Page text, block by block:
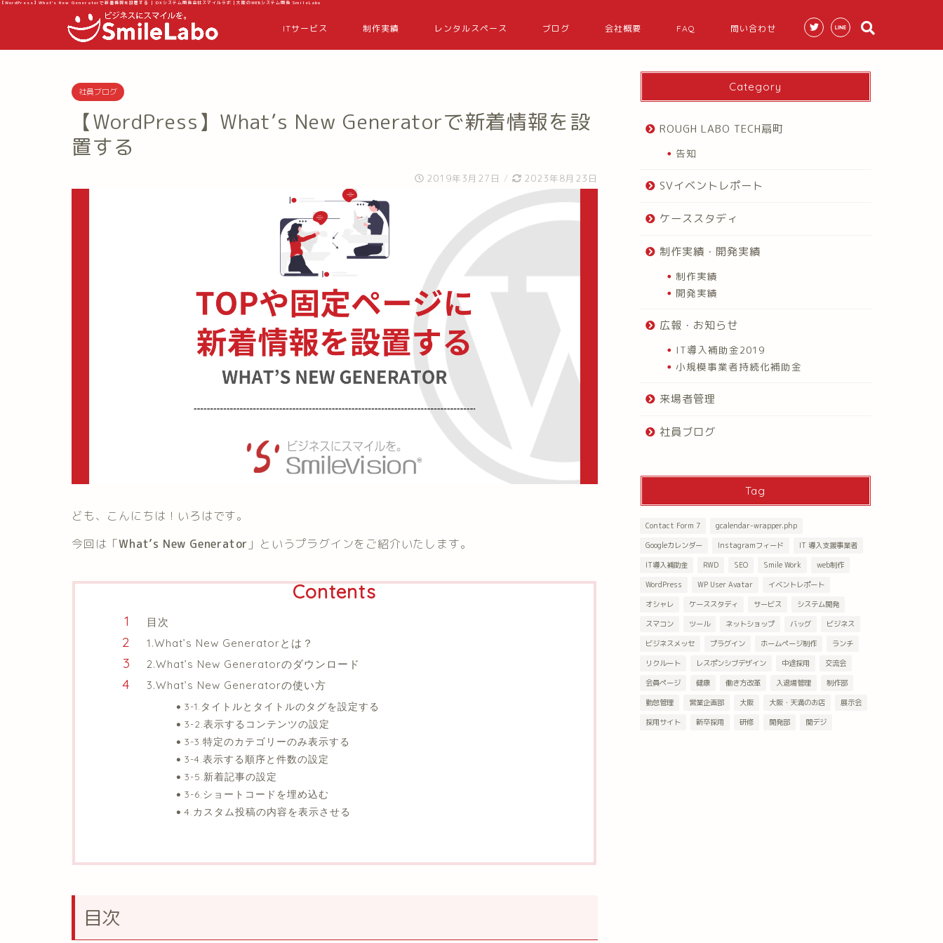
【WordPress】What's New Generatorで新着情報を設置する | DXシステム開発会社スマイルラボ｜大阪のWEBシステム開発 SmileLabo
ITサービス 制作実績 レンタルスペース ブログ 会社概要 FAQ 問い合わせ
社員ブログ
【WordPress】What’s New Generatorで新着情報を設
置する
2019年3月27日 / 2023年8月23日
ども、こんにちは！いろはです。
今回は「What’s New Generator 」というプラグインをご紹介いたします。
Contents
目次
1.What’s New Generatorとは？
2.What’s New Generatorのダウンロード
3.What’s New Generatorの使い方
3-1.タイトルとタイトルのタグを設定する
3-2.表示するコンテンツの設定
3-3.特定のカテゴリーのみ表示する
3-4.表示する順序と件数の設定
3-5.新着記事の設定
3-6.ショートコードを埋め込む
4.カスタム投稿の内容を表示させる
目次
Category
ROUGH LABO TECH扇町
告知
SVイベントレポート
ケーススタディ
制作実績・開発実績
制作実績
開発実績
広報・お知らせ
IT導入補助金2019
小規模事業者持続化補助金
来場者管理
社員ブログ
Tag
Contact Form 7
gcalendar-wrapper.php
Googleカレンダー
Instagramフィード
IT 導入支援事業者
IT導入補助金
RWD SEO Smile Work
web制作
WordPress
WP User Avatar
イベントレポート
オシャレ
ケーススタディ サービス
システム開発
スマコン
ツール ネットショップ バッグ
ビジネス
ビジネスメッセ
プラグイン ホームページ制作
ランチ
リクルート
レスポンシブデザイン 中途採用
交流会
会員ページ
健康 働き方改革 入退場管理
制作部
勤怠管理
営業企画部 大阪 大阪・天満のお店
展示会
採用サイト
新卒採用 研修 開発部 関デジ